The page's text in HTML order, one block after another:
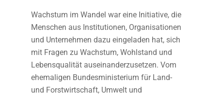
Wachstum im Wandel war eine Initiative, die
Menschen aus Institutionen, Organisationen
und Unternehmen dazu eingeladen hat, sich
mit Fragen zu Wachstum, Wohlstand und
Lebensqualität auseinanderzusetzen. Vom
ehemaligen Bundesministerium für Land-
und Forstwirtschaft, Umwelt und